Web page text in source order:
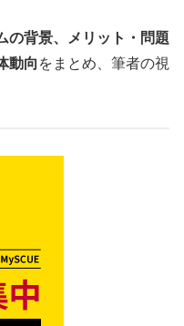
の背景、メリット・問題
動向 をまとめ、筆者の視